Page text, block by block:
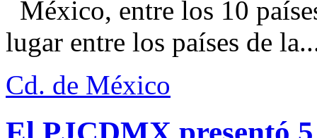
México, entre los 10
lugar entre los países de
Cd. de México